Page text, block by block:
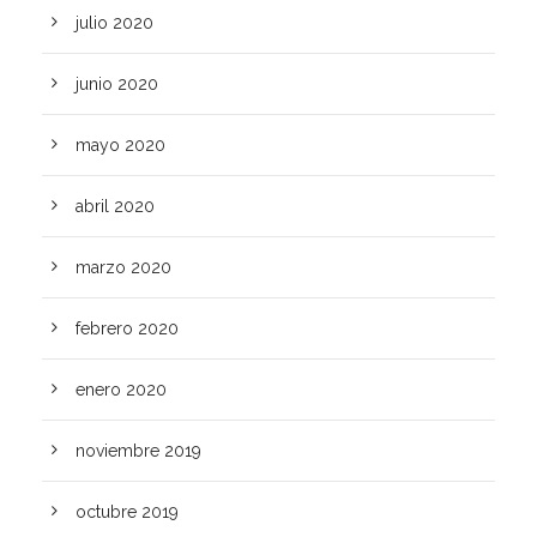
julio 2020
junio 2020
mayo 2020
abril 2020
marzo 2020
febrero 2020
enero 2020
noviembre 2019
octubre 2019